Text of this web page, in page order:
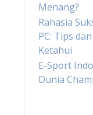
Menang?
Rahasia
PC: Tips
Ketahui
E-Sport
Dunia